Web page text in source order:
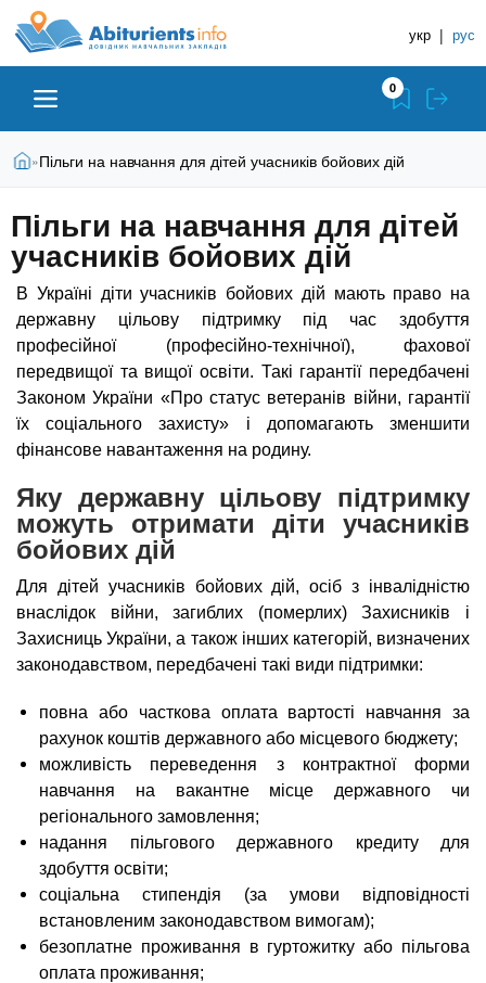
A
b
i
t
u
r
i
e
n
t
s
.
i
n
f
o
о
в
д
н
к
Н
а
в
ч
а
л
ь
и
х
з
а
к
л
д
укр | рус
Абітурієнту
ЗВО (ВНЗ)
Коледжі
Курси
Приватні школи
MBA
Онлайн курси
За кордоном
0
В
т
у
т
Головна
»Пільги на навчання для дітей учасників бойових дій
Пільги на навчання для дітей
учасників бойових дій
В Україні діти учасників бойових дій мають право на
державну цільову підтримку під час здобуття
професійної (професійно-технічної), фахової
передвищої та вищої освіти. Такі гарантії передбачені
Законом України «Про статус ветеранів війни, гарантії
їх соціального захисту» і допомагають зменшити
фінансове навантаження на родину.
Яку державну цільову підтримку
можуть отримати діти учасників
бойових дій
Для дітей учасників бойових дій, осіб з інвалідністю
внаслідок війни, загиблих (померлих) Захисників і
Захисниць України, а також інших категорій, визначених
законодавством, передбачені такі види підтримки:
повна або часткова оплата вартості навчання за
рахунок коштів державного або місцевого бюджету;
можливість переведення з контрактної форми
навчання на вакантне місце державного чи
регіонального замовлення;
надання пільгового державного кредиту для
здобуття освіти;
соціальна стипендія (за умови відповідності
встановленим законодавством вимогам);
безоплатне проживання в гуртожитку або пільгова
оплата проживання;